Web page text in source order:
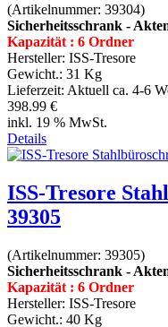
(Artikelnummer: 39304)
Sicherheitsschrank -
Kapazität : 6 Ordner
Hersteller: ISS-Tresore
Gewicht.: 31 Kg
Lieferzeit: Aktuell ca. 4-6
398.99 €
inkl. 19 % MwSt.
Details
ISS-Tresore
39305
(Artikelnummer: 39305)
Sicherheitsschrank -
Kapazität : 6 Ordner
Hersteller: ISS-Tresore
Gewicht.: 40 Kg